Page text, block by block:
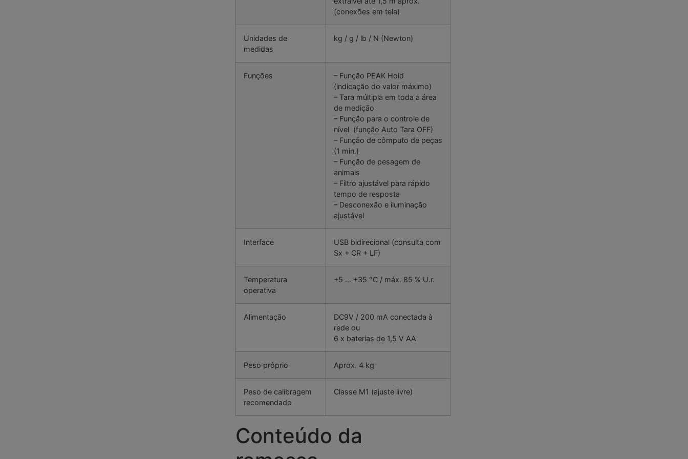
(conexões em tela)
Unidades de
medidas
kg / g / lb / N (Newton)
Funções
– Função PEAK Hold
(indicação do valor máximo)
– Tara múltipla em toda a área
de medição
– Função para o controle de
nível (função Auto Tara OFF)
– Função de cômputo de peças
(1 min.)
– Função de pesagem de
animais
– Filtro ajustável para rápido
tempo de resposta
– Desconexão e iluminação
ajustável
Interface
USB bidirecional (consulta com
Sx + CR + LF)
Temperatura
operativa
+5 … +35 °C / máx. 85 % U.r.
Alimentação
DC9V / 200 mA conectada à
rede ou
6 x baterias de 1,5 V AA
Peso próprio Aprox. 4 kg
Peso de calibragem
recomendado
Classe M1 (ajuste livre)
Conteúdo da